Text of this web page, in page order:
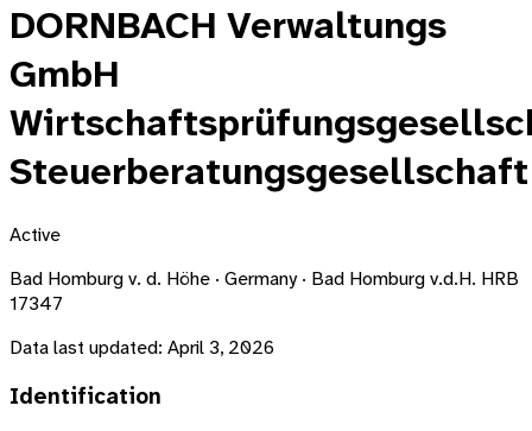
DORNBACH Verwaltungs
GmbH
Steuerberatungsgesellschaft
Active
Bad Homburg v. d. Höhe · Germany · Bad Homburg v.d.H. HRB
17347
Data last updated: April 3, 2026
Identification